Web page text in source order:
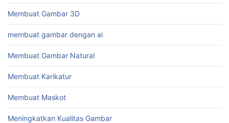
Membuat Gambar 3D
membuat gambar dengan ai
Membuat Gambar Natural
Membuat Karikatur
Membuat Maskot
Meningkatkan Kualitas Gambar